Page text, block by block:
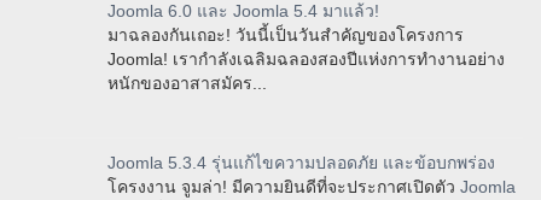
Joomla 6.0 และ Joomla 5.4 มาแล้ว!
มาฉลองกันเถอะ! วันนี้เป็นวันสำคัญของโครงการ
Joomla! เรากำลังเฉลิมฉลองสองปีแห่งการทำงานอย่าง
หนักของอาสาสมัคร...
Joomla 5.3.4 รุ่นแก้ไขความปลอดภัย และข้อบกพร่อง
โครงงาน จูมล่า! มีความยินดีที่จะประกาศเปิดตัว Joomla